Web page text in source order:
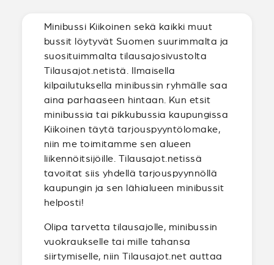
Minibussi Kiikoinen sekä kaikki muut
bussit löytyvät Suomen suurimmalta ja
suosituimmalta tilausajosivustolta
Tilausajot.netistä. Ilmaisella
kilpailutuksella minibussin ryhmälle saa
aina parhaaseen hintaan. Kun etsit
minibussia tai pikkubussia kaupungissa
Kiikoinen täytä tarjouspyyntölomake,
niin me toimitamme sen alueen
liikennöitsijöille. Tilausajot.netissä
tavoitat siis yhdellä tarjouspyynnöllä
kaupungin ja sen lähialueen minibussit
helposti!
Olipa tarvetta tilausajolle, minibussin
vuokraukselle tai mille tahansa
siirtymiselle, niin Tilausajot.net auttaa